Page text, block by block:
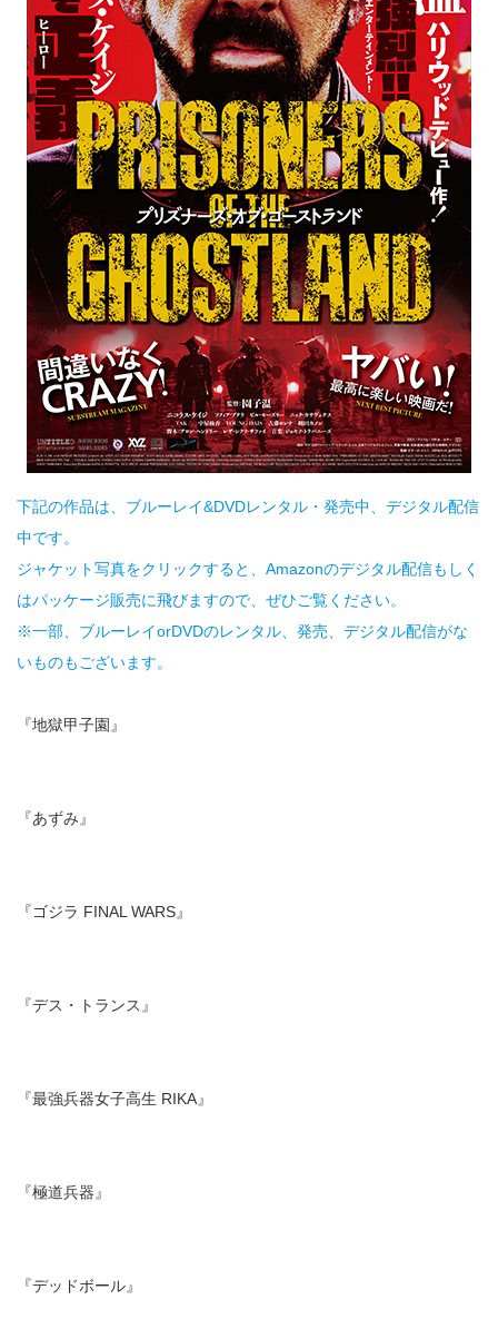
下記の作品は、ブルーレイ&DVDレンタル・発売中、デジタル配信
中です。
ジャケット写真をクリックすると、Amazonのデジタル配信もしく
はパッケージ販売に飛びますので、ぜひご覧ください。
※一部、ブルーレイorDVDのレンタル、発売、デジタル配信がな
いものもございます。
『地獄甲子園』
『あずみ』
『ゴジラ FINAL WARS』
『デス・トランス』
『最強兵器女子高生 RIKA』
『極道兵器』
『デッドボール』